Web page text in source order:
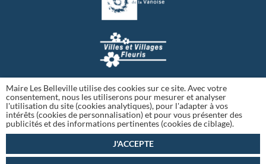
Maire Les Belleville utilise des cookies sur ce site. Avec votre
consentement, nous les utiliserons pour mesurer et analyser
l'utilisation du site (cookies analytiques), pour l'adapter à vos
intérêts (cookies de personnalisation) et pour vous présenter des
publicités et des informations pertinentes (cookies de ciblage).
J'ACCEPTE